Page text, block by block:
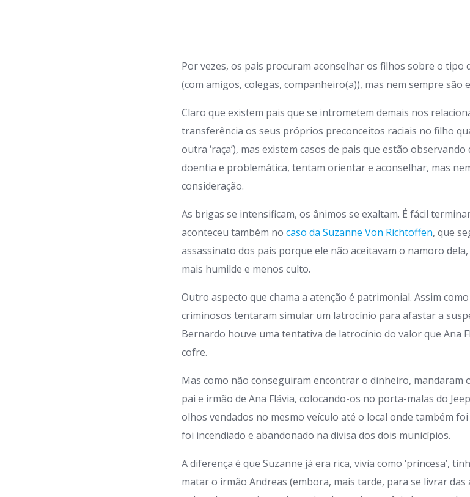
Por vezes, os pais procuram aconselhar os filhos sobre o tipo
(com amigos, colegas, companheiro(a)), mas nem sempre são
Claro que existem pais que se intrometem demais nos
transferência os seus próprios preconceitos raciais no filho
outra ‘raça’), mas existem casos de pais que estão
doentia e problemática, tentam orientar e aconselhar, mas
consideração.
As brigas se intensificam, os ânimos se exaltam. É fácil
aconteceu também nocaso da Suzanne Von Richtoffen, que
assassinato dos pais porque ele não aceitavam o namoro
mais humilde e menos culto.
Outro aspecto que chama a atenção é patrimonial. Assim
criminosos tentaram simular um latrocínio para afastar a
Bernardo houve uma tentativa de latrocínio do valor que Ana
cofre.
Mas como não conseguiram encontrar o dinheiro, mandaram
pai e irmão de Ana Flávia, colocando-os no porta-malas do
olhos vendados no mesmo veículo até o local onde também
foi incendiado e abandonado na divisa dos dois municípios.
A diferença é que Suzanne já era rica, vivia como ‘princesa’,
matar o irmão Andreas (embora, mais tarde, para se livrar